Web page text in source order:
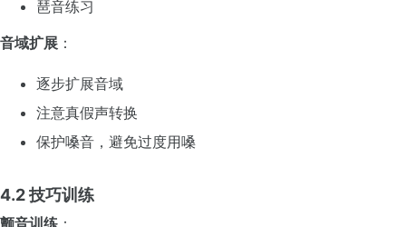
琶音练习
音域扩展 ：
逐步扩展音域
注意真假声转换
保护嗓音，避免过度用嗓
4.2 技巧训练
颤音训练 ：